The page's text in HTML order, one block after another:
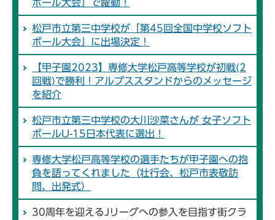
ボール大会」で躍動！
松戸市立第三中学校が「第45回全国中学校ソフト
ボール大会」に出場決定！
【甲子園2023】専修大学松戸高等学校が初戦(2
回戦)で勝利！アルプススタンドからのメッセージ
を紹介
松戸市立第三中学校の大川沙菜さんが 女子ソフト
ボールU-15日本代表に選出！
専修大学松戸高等学校の選手たちが甲子園への抱
負を語ってくれました（壮行会、松戸市表敬訪
問、出発式）
30周年を迎えるJリーグへの参入を目指す街クラ